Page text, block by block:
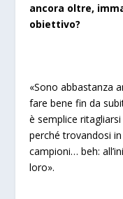
ancora oltre,
obiettivo?
«Sono abbastanza
fare bene fin da
è semplice
perché trovandosi
campioni… beh:
loro».